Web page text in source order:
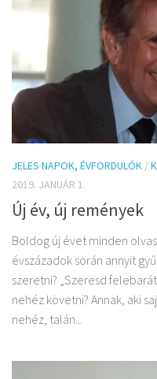
JELES NAPOK, ÉVFORDULÓK /
2019. JANUÁR 1.
Új év, új remények
Boldog új évet minden
évszázadok során annyit
szeretni? „Szeresd
nehéz követni? Annak, aki
nehéz, talán...